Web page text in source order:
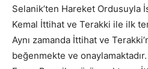
Selanik’ten Hareket Ordusuyla
Kemal İttihat ve Terakki ile ilk
Aynı zamanda İttihat ve
beğenmekte ve onaylamaktadır.